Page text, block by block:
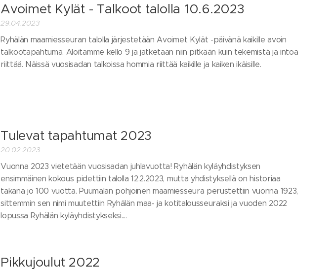
Avoimet Kylät - Talkoot talolla 10.6.2023
29.04.2023
Ryhälän maamiesseuran talolla järjestetään Avoimet Kylät -päivänä kaikille avoin
talkootapahtuma. Aloitamme kello 9 ja jatketaan niin pitkään kuin tekemistä ja intoa
riittää. Näissä vuosisadan talkoissa hommia riittää kaikille ja kaiken ikäisille.
Tulevat tapahtumat 2023
20.02.2023
Vuonna 2023 vietetään vuosisadan juhlavuotta! Ryhälän kyläyhdistyksen
ensimmäinen kokous pidettiin talolla 12.2.2023, mutta yhdistyksellä on historiaa
takana jo 100 vuotta. Puumalan pohjoinen maamiesseura perustettiin vuonna 1923,
sittemmin sen nimi muutettiin Ryhälän maa- ja kotitalousseuraksi ja vuoden 2022
lopussa Ryhälän kyläyhdistykseksi....
Pikkujoulut 2022